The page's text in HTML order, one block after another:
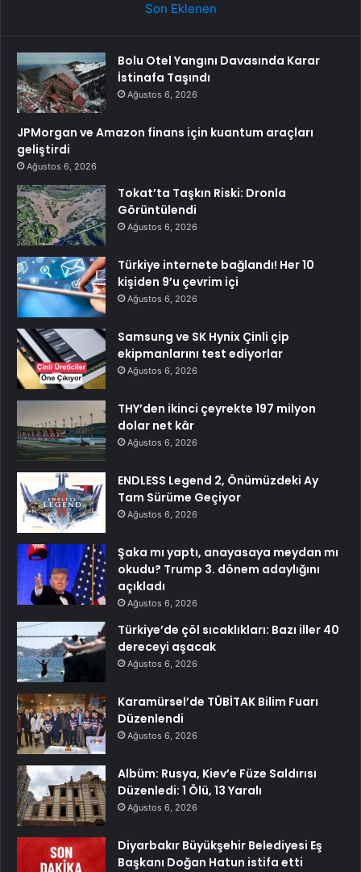
Son Eklenen
Bolu Otel Yangını Davasında Karar
İstinafa Taşındı
Ağustos 6, 2026
JPMorgan ve Amazon finans için kuantum araçları
geliştirdi
Ağustos 6, 2026
Tokat’ta Taşkın Riski: Dronla
Görüntülendi
Ağustos 6, 2026
Türkiye internete bağlandı! Her 10
kişiden 9’u çevrim içi
Ağustos 6, 2026
Samsung ve SK Hynix Çinli çip
ekipmanlarını test ediyorlar
Ağustos 6, 2026
THY’den ikinci çeyrekte 197 milyon
dolar net kâr
Ağustos 6, 2026
ENDLESS Legend 2, Önümüzdeki Ay
Tam Sürüme Geçiyor
Ağustos 6, 2026
Şaka mı yaptı, anayasaya meydan mı
okudu? Trump 3. dönem adaylığını
açıkladı
Ağustos 6, 2026
Türkiye’de çöl sıcaklıkları: Bazı iller 40
dereceyi aşacak
Ağustos 6, 2026
Karamürsel’de TÜBİTAK Bilim Fuarı
Düzenlendi
Ağustos 6, 2026
Albüm: Rusya, Kiev’e Füze Saldırısı
Düzenledi: 1 Ölü, 13 Yaralı
Ağustos 6, 2026
Diyarbakır Büyükşehir Belediyesi Eş
Başkanı Doğan Hatun istifa etti